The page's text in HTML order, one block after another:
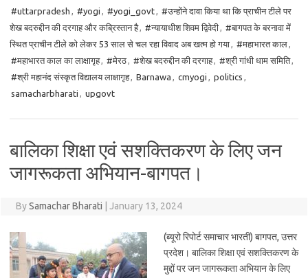
#uttarpradesh , #yogi , #yogi_govt, #उन्होंने दावा किया था कि प्राचीन टीले पर
शेख बदरुद्दीन की दरगाह और कब्रिस्तान है, #न्यायाधीश शिवम द्विवेदी, #बागपत के बरनावा में
स्थित प्राचीन टीले को लेकर 53 साल से चल रहा विवाद अब खत्म हो गया, #महाभारत काल,
#महाभारत काल का लाक्षागृह, #मेरठ, #शेख बदरुद्दीन की दरगाह, #श्री गांधी धाम समिति,
#श्री महानंद संस्कृत विद्यालय लाक्षागृह, Barnawa , cmyogi , politics ,
samacharbharati , upgovt
बालिका शिक्षा एवं सशक्तिकरण के लिए जन
जागरूकता अभियान-बागपत।
BySamachar Bharati January 13, 2024
(ब्यूरो रिपोर्ट समाचार भारती) बागपत, उत्तर
प्रदेश। बालिका शिक्षा एवं सशक्तिकरण के
मुद्दों पर जन जागरूकता अभियान के लिए